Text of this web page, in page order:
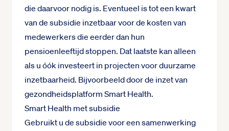
die daarvoor nodig is. Eventueel is tot een kwart
van de subsidie inzetbaar voor de kosten van
medewerkers die eerder dan hun
pensioenleeftijd stoppen. Dat laatste kan alleen
als u óók investeert in projecten voor duurzame
inzetbaarheid. Bijvoorbeeld door de inzet van
gezondheidsplatform Smart Health.
Smart Health met subsidie
Gebruikt u de subsidie voor een samenwerking